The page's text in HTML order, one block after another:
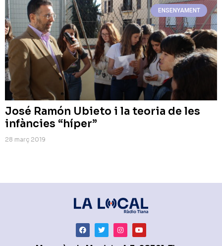
ENSENYAMENT
José Ramón Ubieto i la teoria de les
infàncies “híper”
28 març 2019